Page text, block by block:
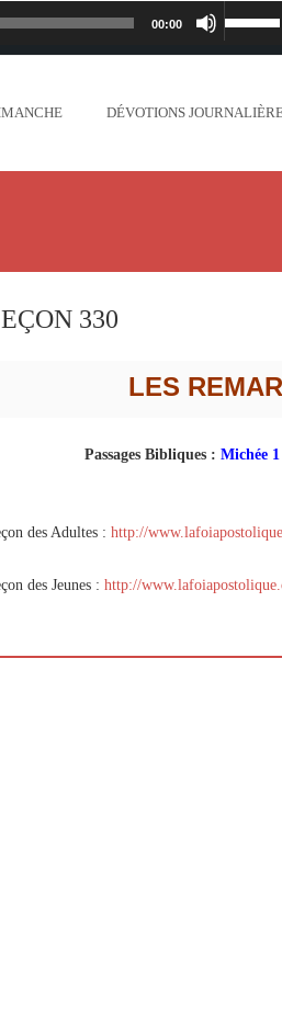
Lecteur 00:00 Utilisez
www.lafoiapostolique.org/wp-
uploads/2018/06/Dieu-tout-
uploads/2018/06/Cantique-tel-que-je-
http://www.lafoiapostolique.org/wp-
Es-tu-lasse-rempli-de-tritesse.mp3
DÉVOTIONS
330
LES
Passages Bibliques : Michée
des Adultes : http://
des Jeunes : http://